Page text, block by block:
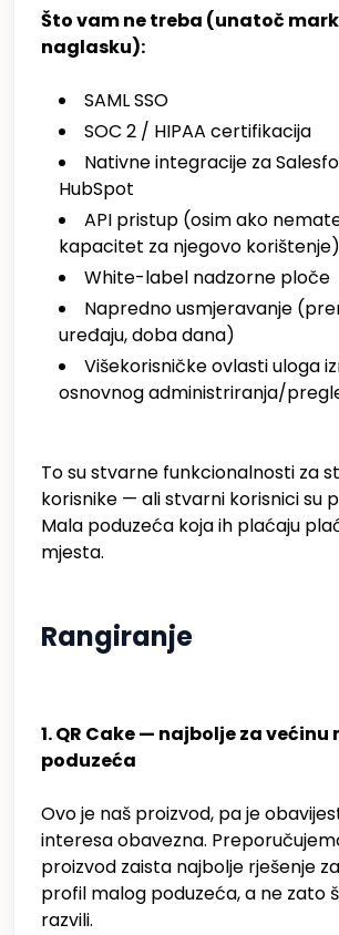
Što vam ne treba (unatoč
naglasku):
SAML SSO
SOC 2 / HIPAA certifikacija
Nativne integracije za
HubSpot
API pristup (osim ako
kapacitet za njegovo korištenje)
White-label nadzorne ploče
Napredno usmjeravanje
uređaju, doba dana)
Višekorisničke ovlasti uloga
osnovnog administriranja/
To su stvarne funkcionalnosti za
korisnike — ali stvarni korisnici su
Mala poduzeća koja ih plaćaju
mjesta.
Rangiranje
1. QR Cake — najbolje za većinu
poduzeća
Ovo je naš proizvod, pa je
interesa obavezna.
proizvod zaista najbolje rješenje
profil malog poduzeća, a ne zato
razvili.